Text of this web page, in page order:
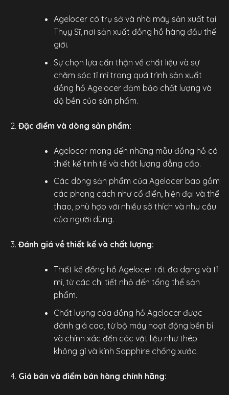
Agelocer có trụ sở và nhà máy sản xuất tại
Thụy Sĩ, nơi sản xuất đồng hồ hàng đầu thế
giới.
Sự chọn lựa cẩn thận về chất liệu và sự
chăm sóc tỉ mỉ trong quá trình sản xuất
đồng hồ Agelocer đảm bảo chất lượng và
độ bền của sản phẩm.
Đặc điểm và dòng sản phẩm:
Agelocer mang đến những mẫu đồng hồ có
thiết kế tinh tế và chất lượng đẳng cấp.
Các dòng sản phẩm của Agelocer bao gồm
các phong cách như cổ điển, hiện đại và thể
thao, phù hợp với nhiều sở thích và nhu cầu
của người dùng.
Đánh giá về thiết kế và chất lượng:
Thiết kế đồng hồ Agelocerrất đa dạng và tỉ
mỉ, từ các chi tiết nhỏ đến tổng thể sản
phẩm.
Chất lượng của đồng hồ Agelocer được
đánh giá cao, từ bộ máy hoạt động bền bỉ
và chính xác đến các vật liệu như thép
không gỉ và kính Sapphire chống xước.
Giá bán và điểm bán hàng chính hãng: